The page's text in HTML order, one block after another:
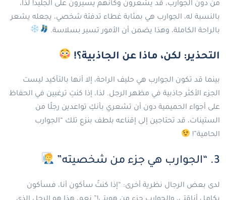
من دون الجوارب، قد يشعرون وكأنهم يسيرون على الجليد! لذا،
بالنسبة له، الجوارب هي بمثابة غطاء تدفئة شخصي، يجعله يشعر
بالراحة الكاملة، وهذا يضمن أن الأمور تسير بسلاسة.
التحذير: لكن، ماذا عن الجاذبية؟!
بينما قد تكون الجوارب هي حليف الراحة، إلا أنها بالتأكيد ليست
الجزء الأكثر جاذبية في مظهر الرجل. لذا، إذا كنتِ ترغبين في الحفاظ
على أجواء الحميمية دون أن تشعري بأنكِ تواعدين رجلًا من
الستينات، قد تحتاجين إلى إقناعه بلطف بنزع تلك “الجوارب
الحامية”!
3. “الجوارب هي جزء من شخصيته”
لدى بعض الرجال نظرية أخرى: “إذا كنتُ سأكون أنا، فسأكون